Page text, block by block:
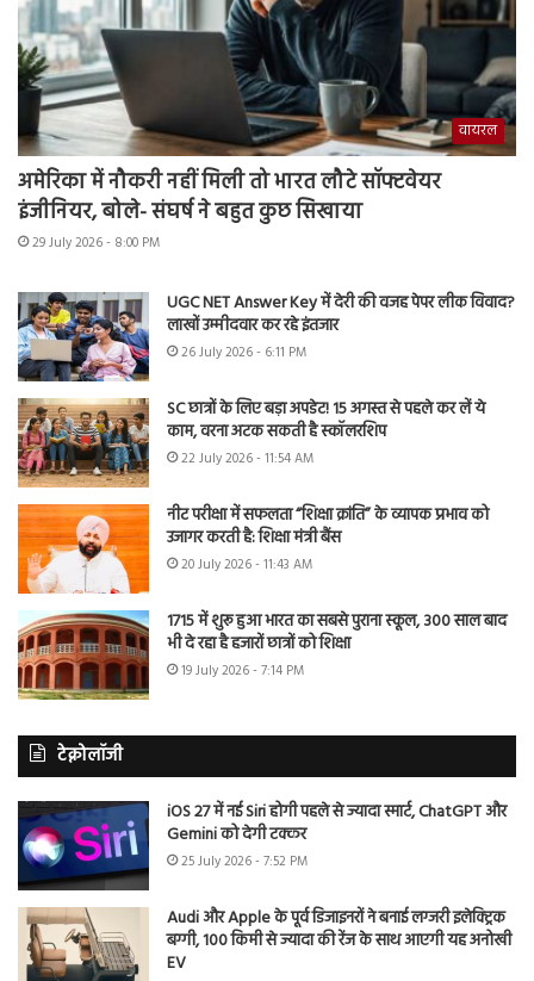
वायरल
अमेरिका में नौकरी नहीं मिली तो भारत लौटे सॉफ्टवेयर
इंजीनियर, बोले- संघर्ष ने बहुत कुछ सिखाया
29 July 2026 - 8:00 PM
UGC NET Answer Key में देरी की वजह पेपर लीक विवाद?
लाखों उम्मीदवार कर रहे इंतजार
26 July 2026 - 6:11 PM
SC छात्रों के लिए बड़ा अपडेट! 15 अगस्त से पहले कर लें ये
काम, वरना अटक सकती है स्कॉलरशिप
22 July 2026 - 11:54 AM
नीट परीक्षा में सफलता “शिक्षा क्रांति” के व्यापक प्रभाव को
उजागर करती है: शिक्षा मंत्री बैंस
20 July 2026 - 11:43 AM
1715 में शुरू हुआ भारत का सबसे पुराना स्कूल, 300 साल बाद
भी दे रहा है हजारों छात्रों को शिक्षा
19 July 2026 - 7:14 PM
टेक्नोलॉजी
iOS 27 में नई Siri होगी पहले से ज्यादा स्मार्ट, ChatGPT और
Gemini को देगी टक्कर
25 July 2026 - 7:52 PM
Audi और Apple के पूर्व डिजाइनरों ने बनाई लग्जरी इलेक्ट्रिक
बग्गी, 100 किमी से ज्यादा की रेंज के साथ आएगी यह अनोखी
EV